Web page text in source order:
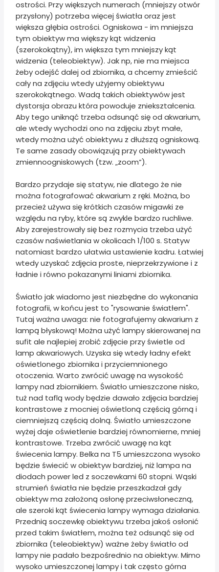
ostrości. Przy większych numerach (mniejszy otwór
przysłony) potrzeba więcej światła oraz jest
większa głębia ostrości. Ogniskowa - im mniejsza
tym obiektyw ma większy kąt widzenia
(szerokokątny), im większa tym mniejszy kąt
widzenia (teleobiektyw). Jak np, nie ma miejsca
żeby odejść dalej od zbiornika, a chcemy zmieścić
cały na zdjęciu wtedy użyjemy obiektywu
szerokokątnego. Wadą takich obiektywów jest
dystorsja obrazu która powoduje zniekształcenia.
Aby tego uniknąć trzeba odsunąć się od akwarium,
ale wtedy wychodzi ono na zdjęciu zbyt małe,
wtedy można użyć obiektywu z dłuższą ogniskową.
Te same zasady obowiązują przy obiektywach
zmiennoogniskowych (tzw. „zoom”).
Bardzo przydaje się statyw, nie dlatego że nie
można fotografować akwarium z ręki. Można, bo
przecież używa się krótkich czasów migawki ze
względu na ryby, które są zwykle bardzo ruchliwe.
Aby zarejestrowały się bez rozmycia trzeba użyć
czasów naświetlania w okolicach 1/100 s. Statyw
natomiast bardzo ułatwia ustawienie kadru. Łatwiej
wtedy uzyskać zdjęcia proste, nieprzekrzywione i z
ładnie i równo pokazanymi liniami zbiornika.
Światło jak wiadomo jest niezbędne do wykonania
fotografii, w końcu jest to "rysowanie światłem".
Tutaj ważna uwaga: nie fotografujemy akwarium z
lampą błyskową! Można użyć lampy skierowanej na
sufit ale najlepiej zrobić zdjęcie przy świetle od
lamp akwariowych. Uzyska się wtedy ładny efekt
oświetlonego zbiornika i przyciemnionego
otoczenia. Warto zwrócić uwagę na wysokość
lampy nad zbiornikiem. Światło umieszczone nisko,
tuż nad taflą wody będzie dawało zdjęcia bardziej
kontrastowe z mocniej oświetloną częścią górną i
ciemniejszą częścią dolną. Światło umieszczone
wyżej daje oświetlenie bardziej równomierne, mniej
kontrastowe. Trzeba zwrócić uwagę na kąt
świecenia lampy. Belka na T5 umieszczona wysoko
będzie świecić w obiektyw bardziej, niż lampa na
diodach power led z soczewkami 60 stopni. Wąski
strumień światła nie będzie przeszkadzał gdy
obiektyw ma założoną osłonę przeciwsłoneczną,
ale szeroki kąt świecenia lampy wymaga działania.
Przednią soczewkę obiektywu trzeba jakoś osłonić
przed takim światłem, można też odsunąć się od
zbiornika (teleobiektyw) ważne żeby światło od
lampy nie padało bezpośrednio na obiektyw. Mimo
wysoko umieszczonej lampy i tak często górna